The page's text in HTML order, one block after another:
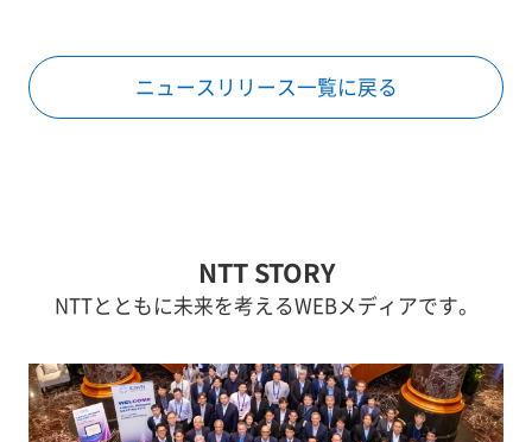
ニュースリリース一覧に戻る
NTT STORY
NTTとともに未来を考えるWEBメディアです。